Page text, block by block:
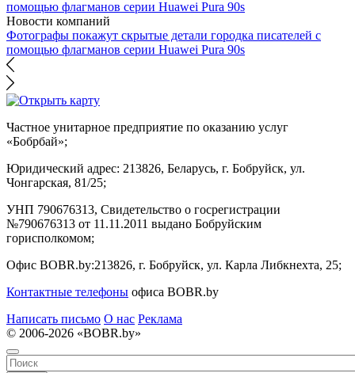
Новости компаний
Фотографы покажут скрытые детали городка писателей с
помощью флагманов серии Huawei Pura 90s
Частное унитарное предприятие по оказанию услуг
«Бобрбай»;
Юридический адрес: 213826, Беларусь, г. Бобруйск, ул.
Чонгарская, 81/25;
УНП 790676313, Свидетельство о госрегистрации
№790676313 от 11.11.2011 выдано Бобруйским
горисполкомом;
Офис BOBR.by:213826, г. Бобруйск, ул. Карла Либкнехта, 25;
Контактные телефоны офиса BOBR.by
Написать письмо О нас Реклама
© 2006-2026 «BOBR.by»